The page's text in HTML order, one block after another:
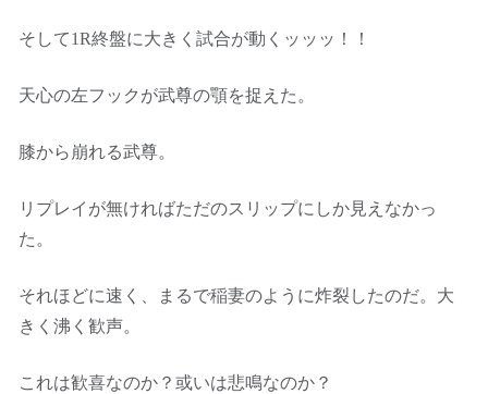
そして1R終盤に大きく試合が動くッッッ！！
天心の左フックが武尊の顎を捉えた。
膝から崩れる武尊。
リプレイが無ければただのスリップにしか見えなかっ
た。
それほどに速く、まるで稲妻のように炸裂したのだ。大
きく沸く歓声。
これは歓喜なのか？或いは悲鳴なのか？